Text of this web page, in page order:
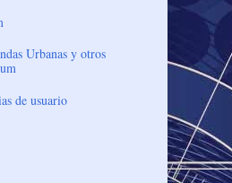
Urbanas y otros
de usuario